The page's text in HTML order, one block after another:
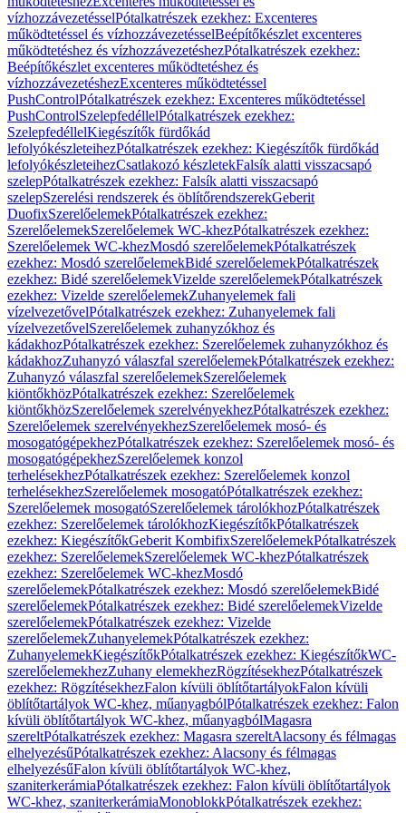
vízhozzávezetésselPótalkatrészek ezekhez: Excenteres
működtetéssel és vízhozzávezetésselBeépítőkészlet excenteres
működtetéshez és vízhozzávezetéshezPótalkatrészek ezekhez:
Beépítőkészlet excenteres működtetéshez és
vízhozzávezetéshezExcenteres működtetéssel
PushControlPótalkatrészek ezekhez: Excenteres működtetéssel
PushControlSzelepfedéllelPótalkatrészek ezekhez:
SzelepfedéllelKiegészítők fürdőkád
lefolyókészleteihezPótalkatrészek ezekhez: Kiegészítők fürdőkád
lefolyókészleteihezCsatlakozó készletekFalsík alatti visszacsapó
szelepPótalkatrészek ezekhez: Falsík alatti visszacsapó
szelepSzerelési rendszerek és öblítőrendszerekGeberit
DuofixSzerelőelemekPótalkatrészek ezekhez:
SzerelőelemekSzerelőelemek WC-khezPótalkatrészek ezekhez:
Szerelőelemek WC-khezMosdó szerelőelemekPótalkatrészek
ezekhez: Mosdó szerelőelemekBidé szerelőelemekPótalkatrészek
ezekhez: Bidé szerelőelemekVizelde szerelőelemekPótalkatrészek
ezekhez: Vizelde szerelőelemekZuhanyelemek fali
vízelvezetővelPótalkatrészek ezekhez: Zuhanyelemek fali
vízelvezetővelSzerelőelemek zuhanyzókhoz és
kádakhozPótalkatrészek ezekhez: Szerelőelemek zuhanyzókhoz és
kádakhozZuhanyzó válaszfal szerelőelemekPótalkatrészek ezekhez:
Zuhanyzó válaszfal szerelőelemekSzerelőelemek
kiöntőkhözPótalkatrészek ezekhez: Szerelőelemek
kiöntőkhözSzerelőelemek szerelvényekhezPótalkatrészek ezekhez:
Szerelőelemek szerelvényekhezSzerelőelemek mosó- és
mosogatógépekhezPótalkatrészek ezekhez: Szerelőelemek mosó- és
mosogatógépekhezSzerelőelemek konzol
terhelésekhezPótalkatrészek ezekhez: Szerelőelemek konzol
terhelésekhezSzerelőelemek mosogatóPótalkatrészek ezekhez:
Szerelőelemek mosogatóSzerelőelemek tárolókhozPótalkatrészek
ezekhez: Szerelőelemek tárolókhozKiegészítőkPótalkatrészek
ezekhez: KiegészítőkGeberit KombifixSzerelőelemekPótalkatrészek
ezekhez: SzerelőelemekSzerelőelemek WC-khezPótalkatrészek
ezekhez: Szerelőelemek WC-khezMosdó
szerelőelemekPótalkatrészek ezekhez: Mosdó szerelőelemekBidé
szerelőelemekPótalkatrészek ezekhez: Bidé szerelőelemekVizelde
szerelőelemekPótalkatrészek ezekhez: Vizelde
szerelőelemekZuhanyelemekPótalkatrészek ezekhez:
ZuhanyelemekKiegészítőkPótalkatrészek ezekhez: KiegészítőkWC-
szerelőelemekhezZuhany elemekhezRögzítésekhezPótalkatrészek
ezekhez: RögzítésekhezFalon kívüli öblítőtartályokFalon kívüli
öblítőtartályok WC-khez, műanyagbólPótalkatrészek ezekhez: Falon
kívüli öblítőtartályok WC-khez, műanyagbólMagasra
szereltPótalkatrészek ezekhez: Magasra szereltAlacsony és félmagas
elhelyezésűPótalkatrészek ezekhez: Alacsony és félmagas
elhelyezésűFalon kívüli öblítőtartályok WC-khez,
szaniterkerámiaPótalkatrészek ezekhez: Falon kívüli öblítőtartályok
WC-khez, szaniterkerámiaMonoblokkPótalkatrészek ezekhez: